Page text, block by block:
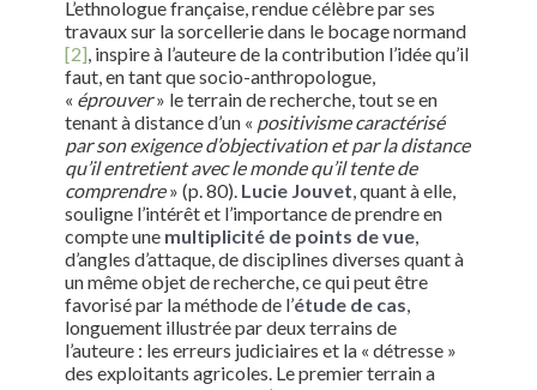
L’ethnologue française, rendue célèbre par ses
travaux sur la sorcellerie dans le bocage normand
[2] , inspire à l’auteure de la contribution l’idée qu’il
faut, en tant que socio-anthropologue,
« éprouver» le terrain de recherche, tout se en
tenant à distance d’un « positivisme caractérisé
par son exigence d’objectivation et par la distance
qu’il entretient avec le monde qu’il tente de
comprendre» (p. 80). Lucie Jouvet , quant à elle,
souligne l’intérêt et l’importance de prendre en
compte une multiplicité de points de vue,
d’angles d’attaque, de disciplines diverses quant à
un même objet de recherche, ce qui peut être
favorisé par la méthode de l’étude de cas
longuement illustrée par deux terrains de
l’auteure : les erreurs judiciaires et la « détresse »
des exploitants agricoles. Le premier terrain a